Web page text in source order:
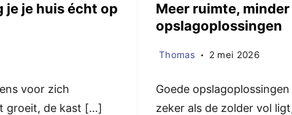
je je huis écht op
voor zich
groeit, de kast […]
Meer ruimte,
opslagoplossingen
Thomas 2 mei 2026
Goede
zeker als de zolder vol